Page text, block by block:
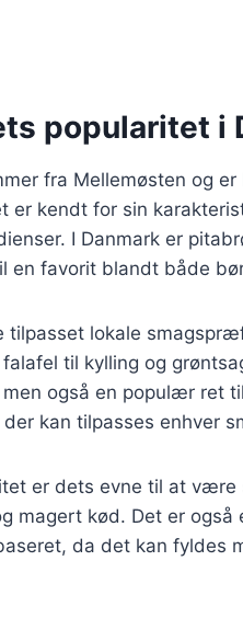
popularitet i
fra Mellemøsten og
er kendt for sin
I Danmark er
en favorit blandt både
lokale
til kylling og
også en populær ret
kan tilpasses enhver
er dets evne til at
magert kød. Det er også
da det kan fyldes